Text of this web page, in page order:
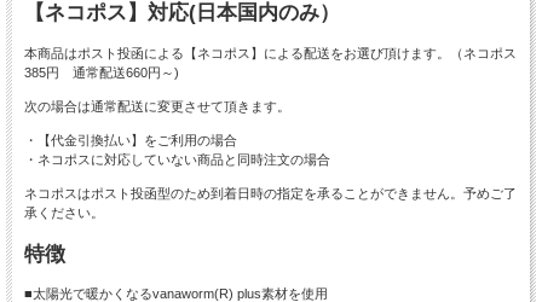
【ネコポス】対応(日本国内のみ）
本商品はポスト投函による【ネコポス】による配送をお選び頂けます。（ネコポス
385円 通常配送660円～)
次の場合は通常配送に変更させて頂きます。
・【代金引換払い】をご利用の場合
・ネコポスに対応していない商品と同時注文の場合
ネコポスはポスト投函型のため到着日時の指定を承ることができません。予めご了
承ください。
特徴
■太陽光で暖かくなるvanaworm(R) plus素材を使用